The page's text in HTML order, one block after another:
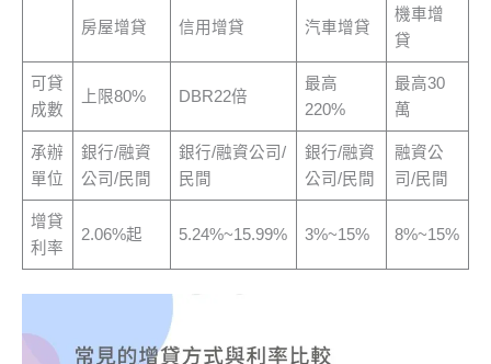
房屋增貸 信用增貸 汽車增貸
機車增
貸
可貸
成數
上限80% DBR22倍
最高
220%
最高30
萬
承辦
單位
銀行/融資
公司/民間
銀行/融資公司/
民間
銀行/融資
公司/民間
融資公
司/民間
增貸
利率
2.06%起 5.24%~15.99% 3%~15% 8%~15%